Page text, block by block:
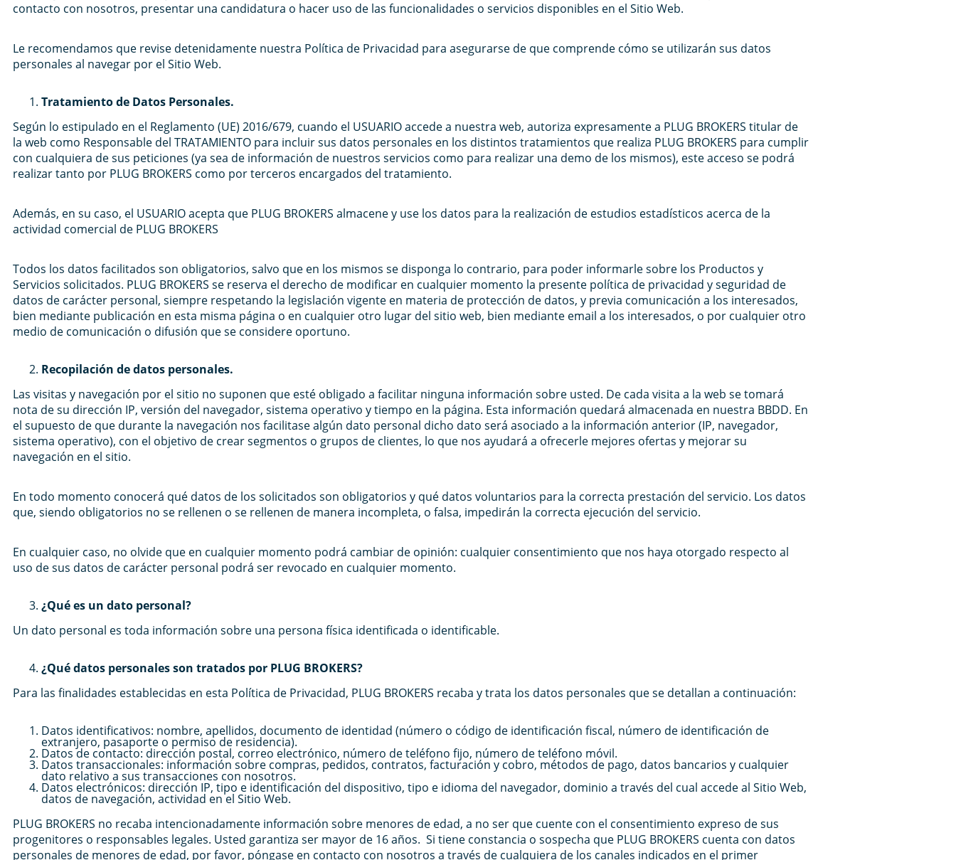
contacto con nosotros, presentar una candidatura o hacer uso de las funcionalidades o servicios disponibles en el Sitio Web.
Le recomendamos que revise detenidamente nuestra Política de Privacidad para asegurarse de que comprende cómo se utilizarán sus datos
personales al navegar por el Sitio Web.
Tratamiento de Datos Personales.
Según lo estipulado en el Reglamento (UE) 2016/679, cuando el USUARIO accede a nuestra web, autoriza expresamente a PLUG BROKERS titular de
la web como Responsable del TRATAMIENTO para incluir sus datos personales en los distintos tratamientos que realiza PLUG BROKERS para cumplir
con cualquiera de sus peticiones (ya sea de información de nuestros servicios como para realizar una demo de los mismos), este acceso se podrá
realizar tanto por PLUG BROKERS como por terceros encargados del tratamiento.
Además, en su caso, el USUARIO acepta que PLUG BROKERS almacene y use los datos para la realización de estudios estadísticos acerca de la
actividad comercial de PLUG BROKERS
Todos los datos facilitados son obligatorios, salvo que en los mismos se disponga lo contrario, para poder informarle sobre los Productos y
Servicios solicitados. PLUG BROKERS se reserva el derecho de modificar en cualquier momento la presente política de privacidad y seguridad de
datos de carácter personal, siempre respetando la legislación vigente en materia de protección de datos, y previa comunicación a los interesados,
bien mediante publicación en esta misma página o en cualquier otro lugar del sitio web, bien mediante email a los interesados, o por cualquier otro
medio de comunicación o difusión que se considere oportuno.
Recopilación de datos personales.
Las visitas y navegación por el sitio no suponen que esté obligado a facilitar ninguna información sobre usted. De cada visita a la web se tomará
nota de su dirección IP, versión del navegador, sistema operativo y tiempo en la página. Esta información quedará almacenada en nuestra BBDD. En
el supuesto de que durante la navegación nos facilitase algún dato personal dicho dato será asociado a la información anterior (IP, navegador,
sistema operativo), con el objetivo de crear segmentos o grupos de clientes, lo que nos ayudará a ofrecerle mejores ofertas y mejorar su
navegación en el sitio.
En todo momento conocerá qué datos de los solicitados son obligatorios y qué datos voluntarios para la correcta prestación del servicio. Los datos
que, siendo obligatorios no se rellenen o se rellenen de manera incompleta, o falsa, impedirán la correcta ejecución del servicio.
En cualquier caso, no olvide que en cualquier momento podrá cambiar de opinión: cualquier consentimiento que nos haya otorgado respecto al
uso de sus datos de carácter personal podrá ser revocado en cualquier momento.
¿Qué es un dato personal?
Un dato personal es toda información sobre una persona física identificada o identificable.
¿Qué datos personales son tratados por PLUG BROKERS?
Para las finalidades establecidas en esta Política de Privacidad, PLUG BROKERS recaba y trata los datos personales que se detallan a continuación:
Datos identificativos: nombre, apellidos, documento de identidad (número o código de identificación fiscal, número de identificación de
extranjero, pasaporte o permiso de residencia).
Datos de contacto: dirección postal, correo electrónico, número de teléfono fijo, número de teléfono móvil.
Datos transaccionales: información sobre compras, pedidos, contratos, facturación y cobro, métodos de pago, datos bancarios y cualquier
dato relativo a sus transacciones con nosotros.
Datos electrónicos: dirección IP, tipo e identificación del dispositivo, tipo e idioma del navegador, dominio a través del cual accede al Sitio Web,
datos de navegación, actividad en el Sitio Web.
PLUG BROKERS no recaba intencionadamente información sobre menores de edad, a no ser que cuente con el consentimiento expreso de sus
progenitores o responsables legales. Usted garantiza ser mayor de 16 años. Si tiene constancia o sospecha que PLUG BROKERS cuenta con datos
personales de menores de edad, por favor, póngase en contacto con nosotros a través de cualquiera de los canales indicados en el primer